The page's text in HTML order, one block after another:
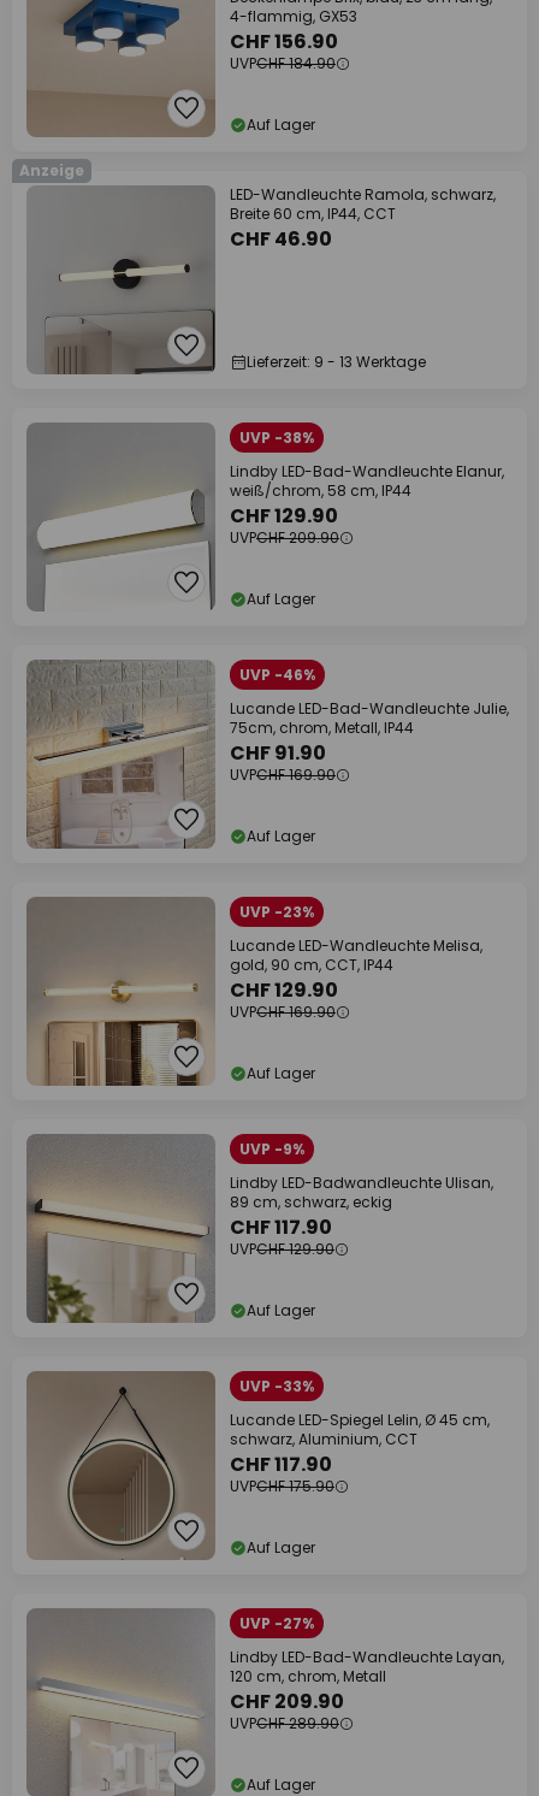
4-flammig, GX53
CHF 156.90
UVPCHF 184.90
Auf Lager
Anzeige
LED-Wandleuchte Ramola, schwarz,
Breite 60 cm, IP44, CCT
CHF 46.90
Lieferzeit: 9 - 13 Werktage
UVP -38%
Lindby LED-Bad-Wandleuchte Elanur,
weiß/chrom, 58 cm, IP44
CHF 129.90
UVPCHF 209.90
Auf Lager
UVP -46%
Lucande LED-Bad-Wandleuchte Julie,
75cm, chrom, Metall, IP44
CHF 91.90
UVPCHF 169.90
Auf Lager
UVP -23%
Lucande LED-Wandleuchte Melisa,
gold, 90 cm, CCT, IP44
CHF 129.90
UVPCHF 169.90
Auf Lager
UVP -9%
Lindby LED-Badwandleuchte Ulisan,
89 cm, schwarz, eckig
CHF 117.90
UVPCHF 129.90
Auf Lager
UVP -33%
Lucande LED-Spiegel Lelin, Ø 45 cm,
schwarz, Aluminium, CCT
CHF 117.90
UVPCHF 175.90
Auf Lager
UVP -27%
Lindby LED-Bad-Wandleuchte Layan,
120 cm, chrom, Metall
CHF 209.90
UVPCHF 289.90
Auf Lager